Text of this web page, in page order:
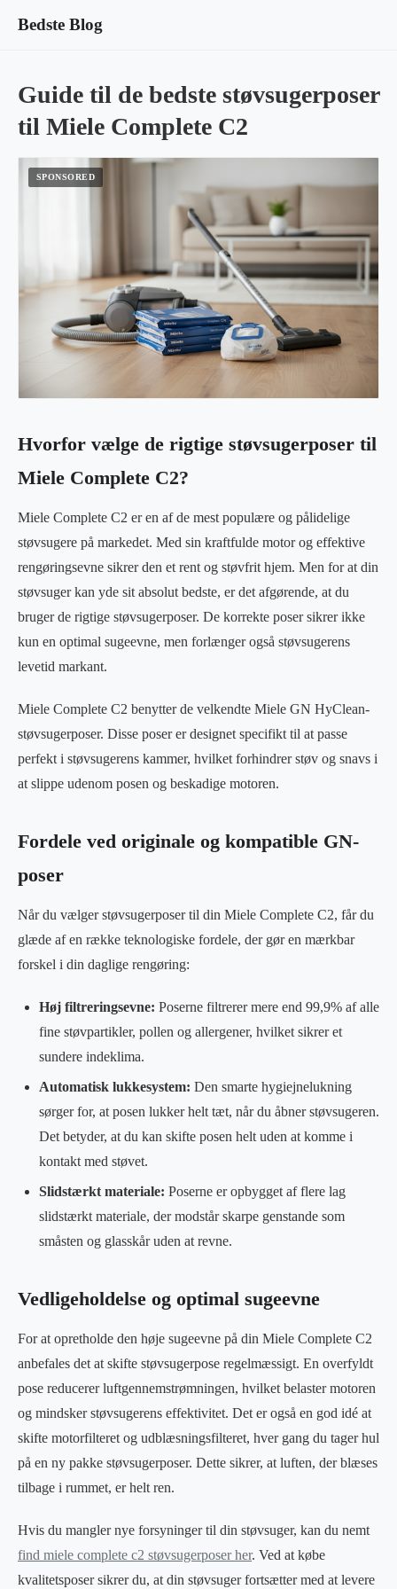
Bedste Blog
Guide til de bedste støvsugerposer
til Miele Complete C2
Hvorfor vælge de rigtige støvsugerposer til
Miele Complete C2?
Miele Complete C2 er en af de mest populære og pålidelige
støvsugere på markedet. Med sin kraftfulde motor og effektive
rengøringsevne sikrer den et rent og støvfrit hjem. Men for at din
støvsuger kan yde sit absolut bedste, er det afgørende, at du
bruger de rigtige støvsugerposer. De korrekte poser sikrer ikke
kun en optimal sugeevne, men forlænger også støvsugerens
levetid markant.
Miele Complete C2 benytter de velkendte Miele GN HyClean-
støvsugerposer. Disse poser er designet specifikt til at passe
perfekt i støvsugerens kammer, hvilket forhindrer støv og snavs i
at slippe udenom posen og beskadige motoren.
Fordele ved originale og kompatible GN-
poser
Når du vælger støvsugerposer til din Miele Complete C2, får du
glæde af en række teknologiske fordele, der gør en mærkbar
forskel i din daglige rengøring:
Høj filtreringsevne: Poserne filtrerer mere end 99,9% af alle
fine støvpartikler, pollen og allergener, hvilket sikrer et
sundere indeklima.
Automatisk lukkesystem: Den smarte hygiejnelukning
sørger for, at posen lukker helt tæt, når du åbner støvsugeren.
Det betyder, at du kan skifte posen helt uden at komme i
kontakt med støvet.
Slidstærkt materiale: Poserne er opbygget af flere lag
slidstærkt materiale, der modstår skarpe genstande som
småsten og glasskår uden at revne.
Vedligeholdelse og optimal sugeevne
For at opretholde den høje sugeevne på din Miele Complete C2
anbefales det at skifte støvsugerpose regelmæssigt. En overfyldt
pose reducerer luftgennemstrømningen, hvilket belaster motoren
og mindsker støvsugerens effektivitet. Det er også en god idé at
skifte motorfilteret og udblæsningsfilteret, hver gang du tager hul
på en ny pakke støvsugerposer. Dette sikrer, at luften, der blæses
tilbage i rummet, er helt ren.
Hvis du mangler nye forsyninger til din støvsuger, kan du nemt
find miele complete c2 støvsugerposer her. Ved at købe
kvalitetsposer sikrer du, at din støvsuger fortsætter med at levere